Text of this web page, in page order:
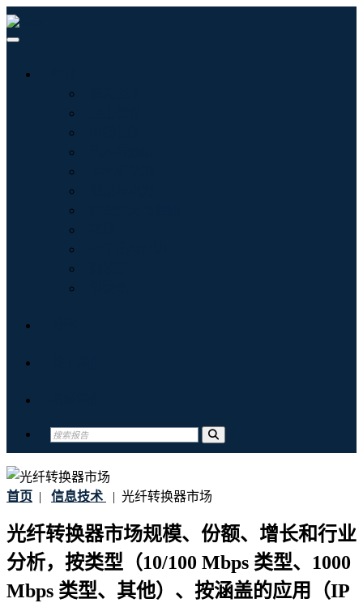
首页 | 信息技术 | 光纤转换器市场
光纤转换器市场规模、份额、增长和行业
分析，按类型（10/100 Mbps 类型、1000
Mbps 类型、其他）、按涵盖的应用（IP